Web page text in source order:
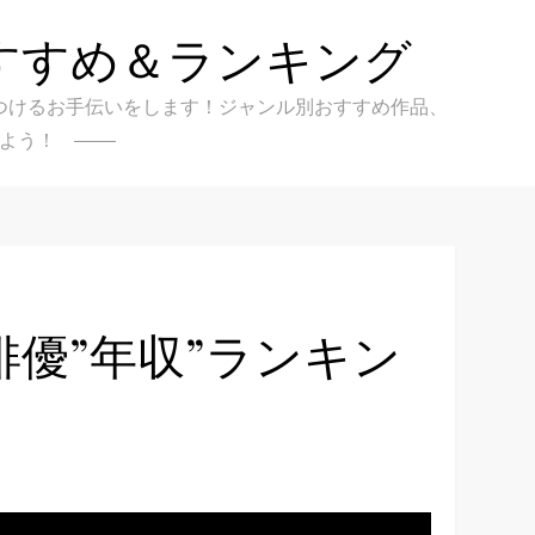
すめ＆ランキング
るお手伝いをします！ジャンル別おすすめ作品、
う！
優”年収”ランキン